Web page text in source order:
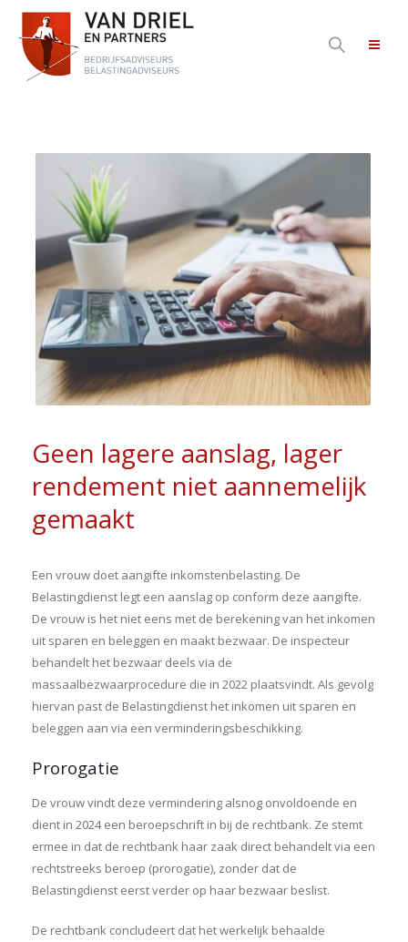
Geen lagere aanslag, lager
rendement niet aannemelijk
gemaakt
Een vrouw doet aangifte inkomstenbelasting. De
Belastingdienst legt een aanslag op conform deze aangifte.
De vrouw is het niet eens met de berekening van het inkomen
uit sparen en beleggen en maakt bezwaar. De inspecteur
behandelt het bezwaar deels via de
massaalbezwaarprocedure die in 2022 plaatsvindt. Als gevolg
hiervan past de Belastingdienst het inkomen uit sparen en
beleggen aan via een verminderingsbeschikking.
Prorogatie
De vrouw vindt deze vermindering alsnog onvoldoende en
dient in 2024 een beroepschrift in bij de rechtbank. Ze stemt
ermee in dat de rechtbank haar zaak direct behandelt via een
rechtstreeks beroep (prorogatie), zonder dat de
Belastingdienst eerst verder op haar bezwaar beslist.
De rechtbank concludeert dat het werkelijk behaalde